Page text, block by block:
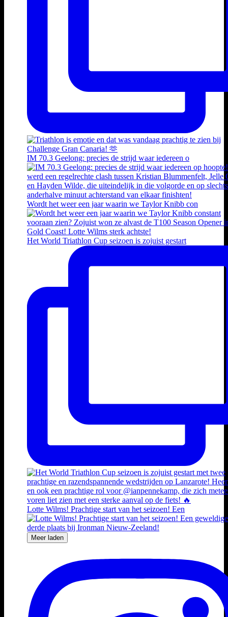
IM 70.3 Geelong: precies de strijd waar iedereen o
Wordt het weer een jaar waarin we Taylor Knibb con
Het World Triathlon Cup seizoen is zojuist gestart
Lotte Wilms! Prachtige start van het seizoen! Een
Meer laden